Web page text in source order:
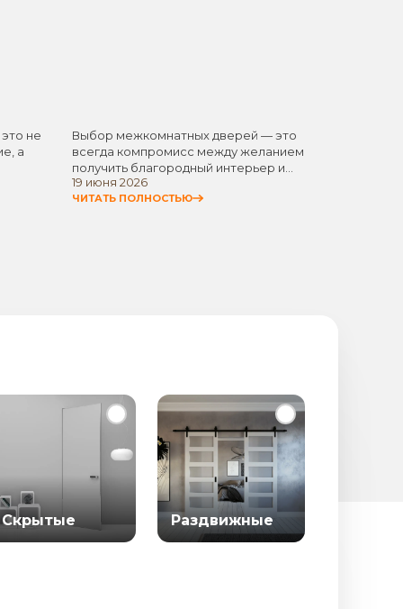
не
а
Выбор межкомнатных дверей — это
всегда компромисс между желанием
получить благородный интерьер и
стремлением не…
19 июня 2026
ЧИТАТЬ ПОЛНОСТЬЮ
Скрытые Раздвижные